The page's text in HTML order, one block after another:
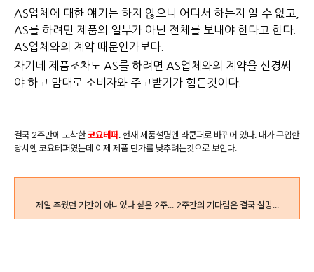
AS업체에 대한 얘기는 하지 않으니 어디서 하는지 알 수 없고,
AS를 하려면 제품의 일부가 아닌 전체를 보내야 한다고 한다.
AS업체와의 계약 때문인가보다.
자기네 제품조차도 AS를 하려면 AS업체와의 계약을 신경써
야 하고 맘대로 소비자와 주고받기가 힘든것이다.
결국 2주만에 도착한코요테퍼. 현재 제품설명엔 라쿤퍼로 바뀌어 있다. 내가 구입한
당시엔 코요테퍼였는데 이제 제품 단가를 낮추려는것으로 보인다.
제일 추웠던 기간이 아니었나 싶은 2주... 2주간의 기다림은 결국 실망...